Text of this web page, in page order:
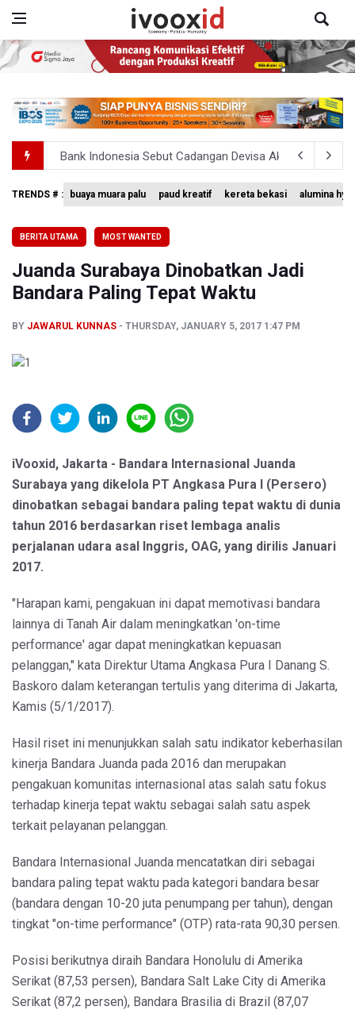
Bank Indonesia Sebut Cadangan Devisa Akhir Juli
Penjelasan Kemenkes: Pasien BPJS Kesehatan Viral
Menkomdigi Sebut Kehadiran AI Factory Perkuat Posisi
Perumnas Bangun Hunian Bersubsidi dengan Konsep
TRENDS # : buaya muara palu paud kreatif kereta bekasi alumina
BERITA UTAMA MOST WANTED
Juanda Surabaya Dinobatkan Jadi
Bandara Paling Tepat Waktu
BY JAWARUL KUNNAS THURSDAY, JANUARY 5, 2017 1:47 PM
iVooxid, Jakarta - Bandara Internasional Juanda
Surabaya yang dikelola PT Angkasa Pura I (Persero)
dinobatkan sebagai bandara paling tepat waktu di dunia
tahun 2016 berdasarkan riset lembaga analis
perjalanan udara asal Inggris, OAG, yang dirilis Januari
2017.
"Harapan kami, pengakuan ini dapat memotivasi bandara
lainnya di Tanah Air dalam meningkatkan 'on-time
performance' agar dapat meningkatkan kepuasan
pelanggan," kata Direktur Utama Angkasa Pura I Danang S.
Baskoro dalam keterangan tertulis yang diterima di Jakarta,
Kamis (5/1/2017).
Hasil riset ini menunjukkan salah satu indikator keberhasilan
kinerja Bandara Juanda pada 2016 dan merupakan
pengakuan komunitas internasional atas salah satu fokus
terhadap kinerja tepat waktu sebagai salah satu aspek
terkait pelayanan pelanggan.
Bandara Internasional Juanda mencatatkan diri sebagai
bandara paling tepat waktu pada kategori bandara besar
(bandara dengan 10-20 juta penumpang per tahun), dengan
tingkat "on-time performance" (OTP) rata-rata 90,30 persen.
Posisi berikutnya diraih Bandara Honolulu di Amerika
Serikat (87,53 persen), Bandara Salt Lake City di Amerika
Serikat (87,2 persen), Bandara Brasilia di Brazil (87,07